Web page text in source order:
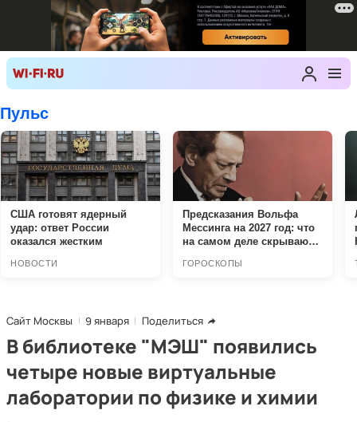
Сайт Москвы 9 января Поделиться
В библиотеке "МЭШ" появились
четыре новые виртуальные
лаборатории по физике и химии